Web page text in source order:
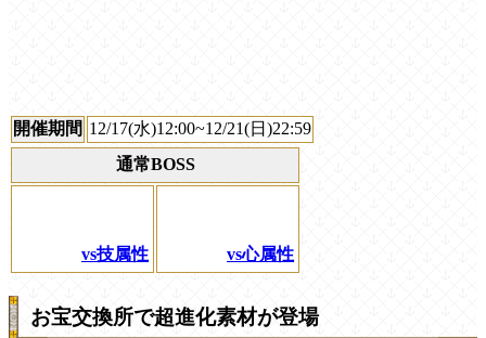
開催期間 12/17(水)12:00~12/21(日)22:59
通常BOSS
vs技属性 vs心属性
お宝交換所で超進化素材が登場